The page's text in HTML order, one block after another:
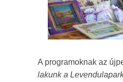
A programoknak az
lakunk a